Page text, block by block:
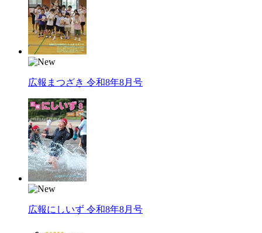
広報まつざき 令和8年8月号
広報にしいず 令和8年8月号